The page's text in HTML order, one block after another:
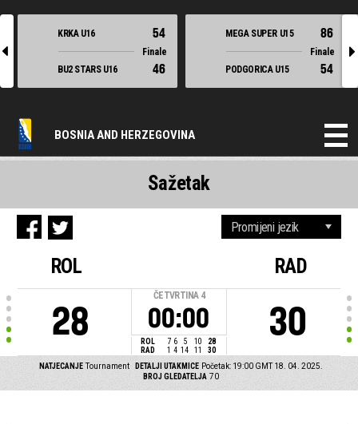
l
KRKA U16 54
Finale
BU2 STARS U16
46
MEGA SUPER U15 86
Finale
PODGORICA U15
54
r
BOSNIA AND HERZEGOVINA
ROL
28
ČETVRTINA 4
00:00
ROL 7 6 5 10
28
RAD
1 4 14 11 30
RAD
30
NATJECANJE Tournament DETALJI UTAKMICE Početak: 19:00 GMT 18. 04. 2025.
BROJ GLEDATELJA 70
Sažetak